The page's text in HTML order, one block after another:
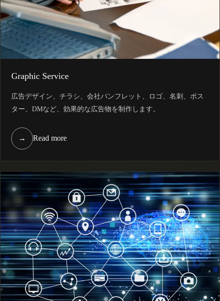
Graphic Service
広告デザイン、チラシ、会社パンフレット、ロゴ、名刺、ポス
ター、DMなど、効果的な広告物を制作します。
→ Read more